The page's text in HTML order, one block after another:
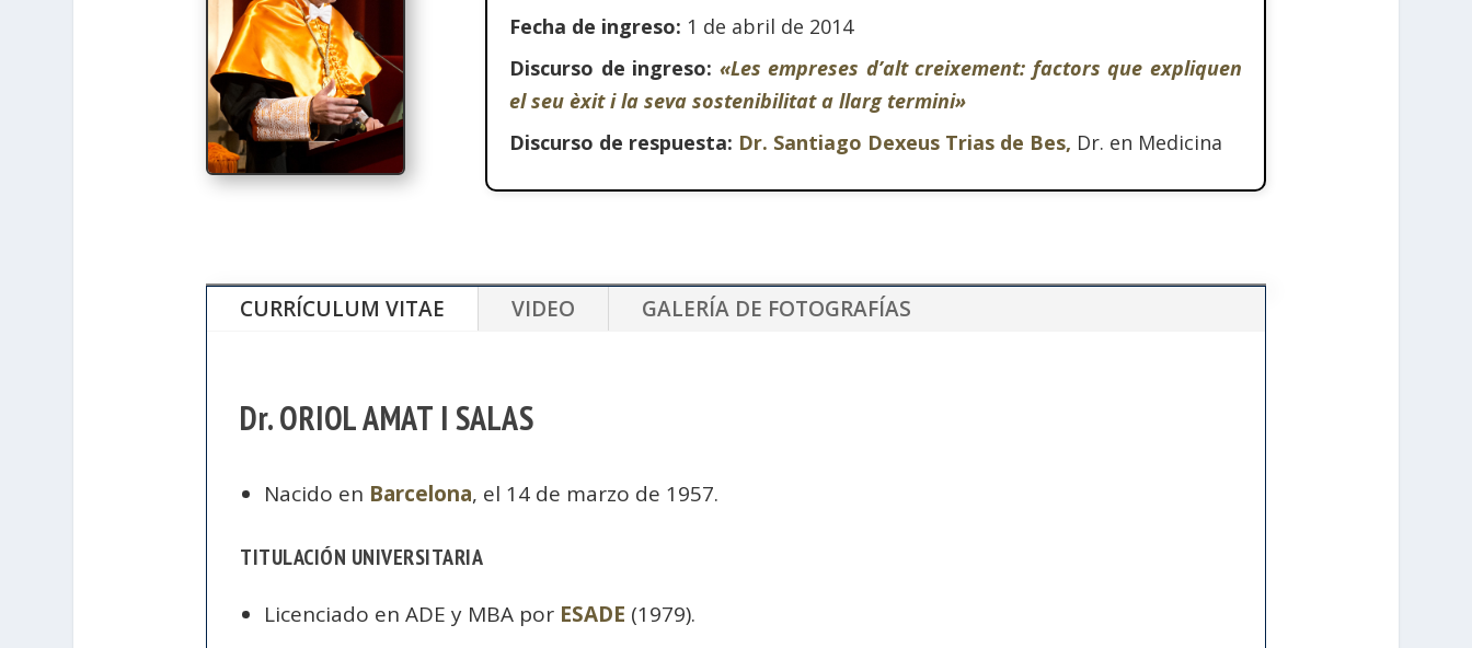
Fecha de ingreso: 1 de abril de 2014
Discurso de ingreso: «Les empreses d’alt creixement: factors que expliquen
el seu èxit i la seva sostenibilitat a llarg termini»
Discurso de respuesta: Dr. Santiago Dexeus Trias de Bes, Dr. en Medicina
CURRÍCULUM VITAE VIDEO GALERÍA DE FOTOGRAFÍAS
Dr. ORIOL AMAT I SALAS
Nacido en Barcelona, el 14 de marzo de 1957.
TITULACIÓN UNIVERSITARIA
Licenciado en ADE y MBA por ESADE (1979).